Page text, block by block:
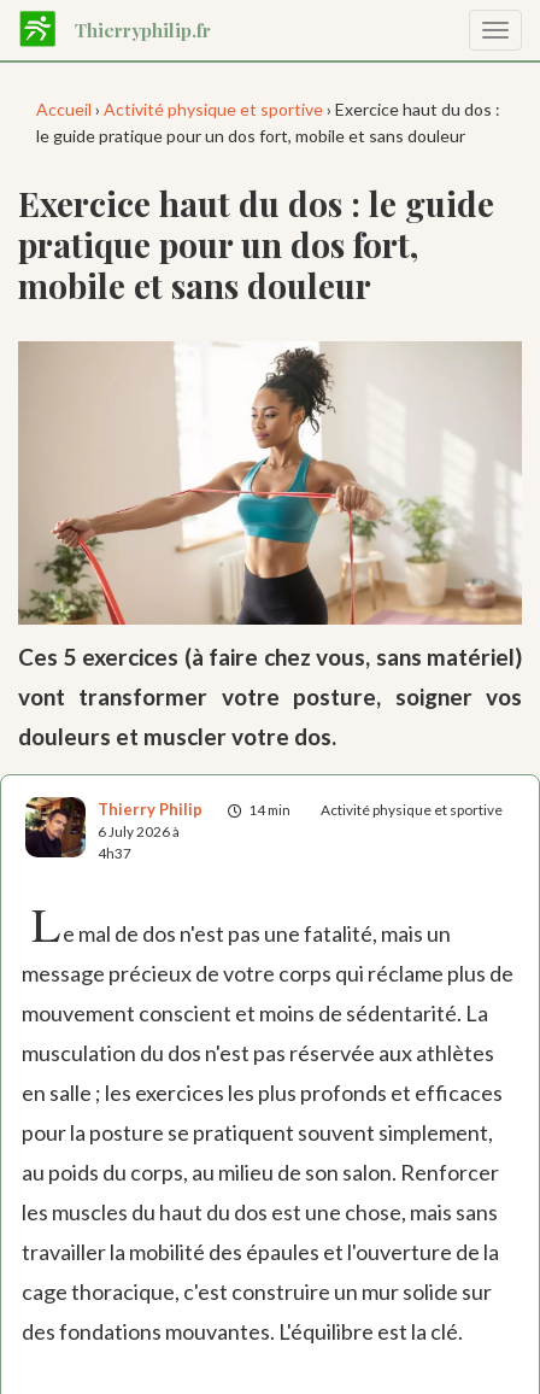
Aller
contenu
Thierryphilip.fr
la
Accueil › Activité physique et sportive› Exercice haut du dos :
le guide pratique pour un dos fort, mobile et sans douleur
Exercice haut du dos : le guide
pratique pour un dos fort,
mobile et sans douleur
Ces 5 exercices (à faire chez vous, sans matériel)
vont transformer votre posture, soigner vos
douleurs et muscler votre dos.
14 min Activité physique et sportive
Thierry Philip
6 July 2026 à
4h37
Le mal de dos n'est pas une fatalité, mais un
message précieux de votre corps qui réclame plus de
mouvement conscient et moins de sédentarité. La
musculation du dos n'est pas réservée aux athlètes
en salle ; les exercices les plus profonds et efficaces
pour la posture se pratiquent souvent simplement,
au poids du corps, au milieu de son salon. Renforcer
les muscles du haut du dos est une chose, mais sans
travailler la mobilité des épaules et l'ouverture de la
cage thoracique, c'est construire un mur solide sur
des fondations mouvantes. L'équilibre est la clé.